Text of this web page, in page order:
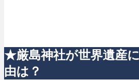
★厳島神社が世界遺産
由は？